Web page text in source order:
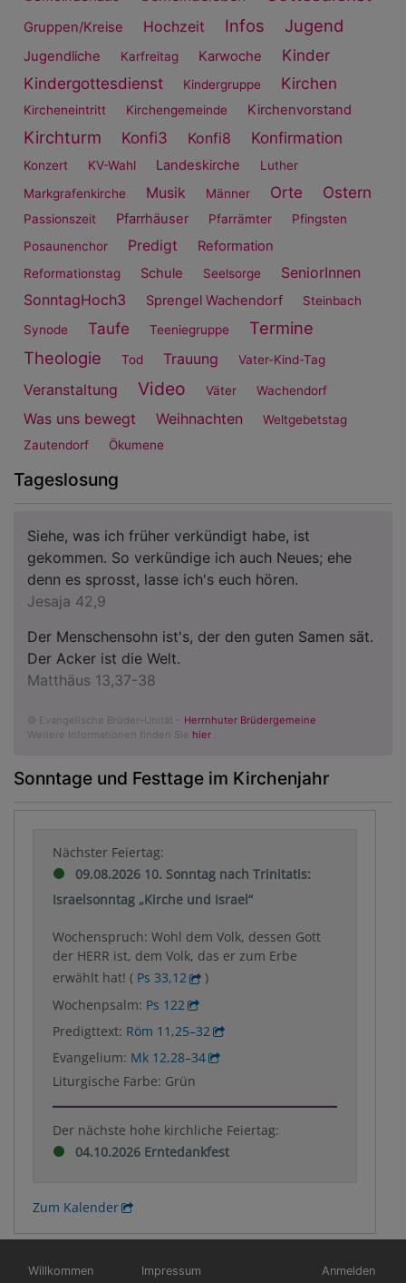
Gruppen/Kreise Hochzeit Infos Jugend
Jugendliche Karfreitag Karwoche
Kinder
Kindergottesdienst
Kindergruppe Kirchen
Kircheneintritt Kirchengemeinde Kirchenvorstand
Kirchturm Konfi3 Konfi8 Konfirmation
Konzert KV-Wahl Landeskirche
Luther
Markgrafenkirche
Musik Männer Orte Ostern
Passionszeit Pfarrhäuser Pfarrämter
Pfingsten
Posaunenchor
Predigt Reformation
Reformationstag Schule Seelsorge
SeniorInnen
SonntagHoch3
Sprengel Wachendorf
Steinbach
Synode
Taufe Teeniegruppe
Termine
Theologie
Tod Trauung Vater-Kind-Tag
Veranstaltung Video Väter Wachendorf
Was uns bewegt Weihnachten
Weltgebetstag
Zautendorf
Ökumene
Tageslosung
Siehe, was ich früher verkündigt habe, ist
gekommen. So verkündige ich auch Neues; ehe
denn es sprosst, lasse ich's euch hören.
Jesaja 42,9
Der Menschensohn ist's, der den guten Samen sät.
Der Acker ist die Welt.
Matthäus 13,37-38
© Evangelische Brüder-Unität – Herrnhuter Brüdergemeine
Weitere Informationen finden Sie hier .
Sonntage und Festtage im Kirchenjahr
Nächster Feiertag:
09.08.2026 10. Sonntag nach Trinitatis:
Israelsonntag „Kirche und Israel“
Wochenspruch: Wohl dem Volk, dessen Gott
der HERR ist, dem Volk, das er zum Erbe
erwählt hat! ( Ps 33,12
)
Wochenpsalm: Ps 122
Predigttext: Röm 11,25–32
Evangelium: Mk 12,28–34
Liturgische Farbe: Grün
Der nächste hohe kirchliche Feiertag:
04.10.2026 Erntedankfest
Zum Kalender
Hauptnavigation
Willkommen Fußbereichsmenü
Impressum Anmelden